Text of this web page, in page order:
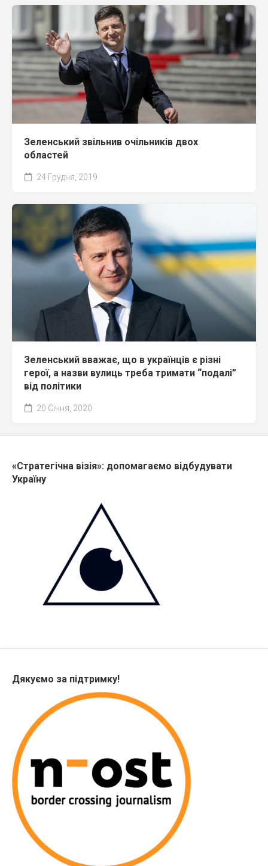
Зеленський звільнив очільників двох
областей
24 Грудня, 2019
Зеленський вважає, що в українців є різні
герої, а назви вулиць треба тримати “подалі”
від політики
20 Січня, 2020
«Стратегічна візія»: допомагаємо відбудувати
Україну
Дякуємо за підтримку!